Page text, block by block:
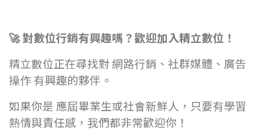
🚀對數位行銷有興趣嗎？歡迎加入精立數位！
精立數位正在尋找對 網路行銷、社群媒體、廣告
操作 有興趣的夥伴。
如果你是 應屆畢業生或社會新鮮人，只要有學習
熱情與責任感，我們都非常歡迎你！